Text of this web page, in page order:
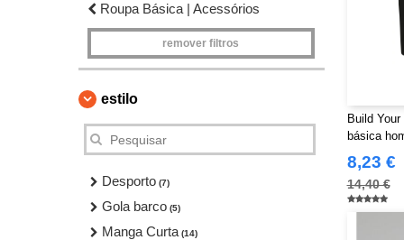
Roupa Básica | Acessórios
remover filtros
estilo
Desporto (7)
Gola barco (5)
Manga Curta (14)
Build
básica
8,23 €
14,40 €